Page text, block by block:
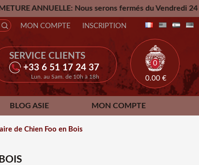
Nous serons fermés du Vendredi 24 Juillet
SERVICE CLIENTS
+33 6 51 17 24 37
Lun. au Sam. de 10h à 18h
MON COMPTE INSCRIPTION
0
0.00 €
BLOG ASIE MON COMPTE
de Chien Foo en Bois